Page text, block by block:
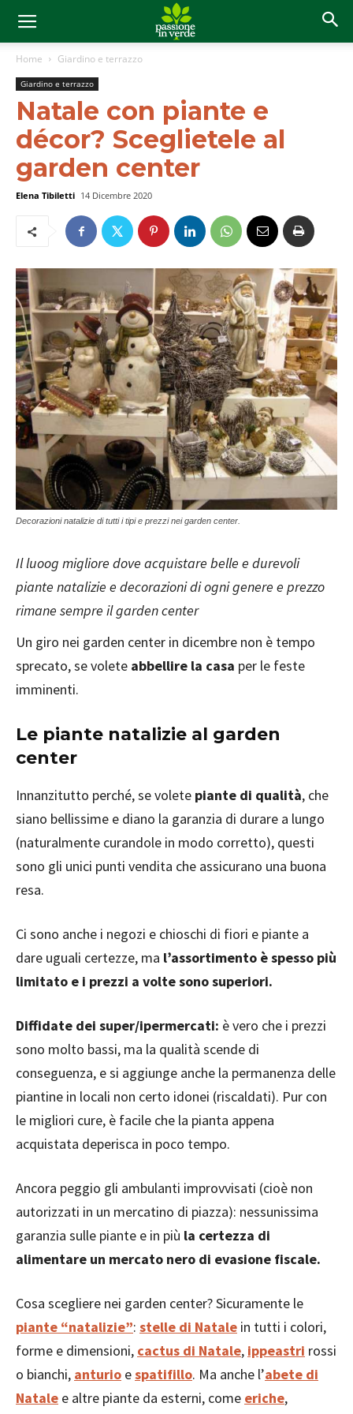
Home Giardino e terrazzo
Giardino e terrazzo
Natale con piante e
décor? Sceglietele al
garden center
Elena Tibiletti 14 Dicembre 2020
Decorazioni natalizie di tutti i tipi e prezzi nei garden center.
Il luoog migliore dove acquistare belle e durevoli
piante natalizie e decorazioni di ogni genere e prezzo
rimane sempre il garden center
Un giro nei garden center in dicembre non è tempo
sprecato, se volete abbellire la casa per le feste
imminenti.
Le piante natalizie al garden
center
Innanzitutto perché, se volete piante di qualità, che
siano bellissime e diano la garanzia di durare a lungo
(naturalmente curandole in modo corretto), questi
sono gli unici punti vendita che assicurano una buona
resa.
Ci sono anche i negozi e chioschi di fiori e piante a
dare uguali certezze, ma l’assortimento è spesso più
limitato e i prezzi a volte sono superiori.
Diffidate dei super/ipermercati: è vero che i prezzi
sono molto bassi, ma la qualità scende di
conseguenza, e si aggiunge anche la permanenza delle
piantine in locali non certo idonei (riscaldati). Pur con
le migliori cure, è facile che la pianta appena
acquistata deperisca in poco tempo.
Ancora peggio gli ambulanti improvvisati (cioè non
autorizzati in un mercatino di piazza): nessunissima
garanzia sulle piante e in più la certezza di
alimentare un mercato nero di evasione fiscale.
Cosa scegliere nei garden center? Sicuramente le
piante “natalizie”: stelle di Natale in tutti i colori,
forme e dimensioni, cactus di Natale, ippeastri rossi
o bianchi, anturio espatifillo. Ma anche l’abete di
Natale e altre piante da esterni, come eriche,